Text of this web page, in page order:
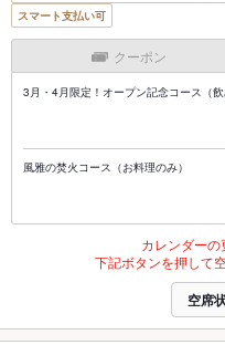
スマート支払い可
クーポン
3月・4月限定！オープン記念コース（飲
風雅の焚火コース（お料理のみ）
カレンダーの
下記ボタンを押して
空席